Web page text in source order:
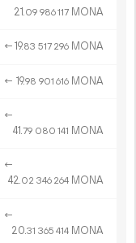
21.09 986117 MONA
←19.83 517 296 MONA
← 19.98 901 616 MONA
←
41.79 080 141 MONA
←
42.02 346 264 MONA
←
20.31 365 414 MONA